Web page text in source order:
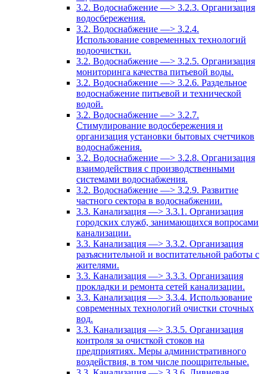
3.2. Водоснабжение —> 3.2.3. Организация
водосбережения.
3.2. Водоснабжение —> 3.2.4.
Использование современных технологий
водоочистки.
3.2. Водоснабжение —> 3.2.5. Организация
мониторинга качества питьевой воды.
3.2. Водоснабжение —> 3.2.6. Раздельное
водоснабжение питьевой и технической
водой.
3.2. Водоснабжение —> 3.2.7.
Стимулирование водосбережения и
организация установки бытовых счетчиков
водоснабжения.
3.2. Водоснабжение —> 3.2.8. Организация
взаимодействия с производственными
системами водоснабжения.
3.2. Водоснабжение —> 3.2.9. Развитие
частного сектора в водоснабжении.
3.3. Канализация —> 3.3.1. Организация
городских служб, занимающихся вопросами
канализации.
3.3. Канализация —> 3.3.2. Организация
разъяснительной и воспитательной работы с
жителями.
3.3. Канализация —> 3.3.3. Организация
прокладки и ремонта сетей канализации.
3.3. Канализация —> 3.3.4. Использование
современных технологий очистки сточных
вод.
3.3. Канализация —> 3.3.5. Организация
контроля за очисткой стоков на
предприятиях. Меры административного
воздействия, в том числе поощрительные.